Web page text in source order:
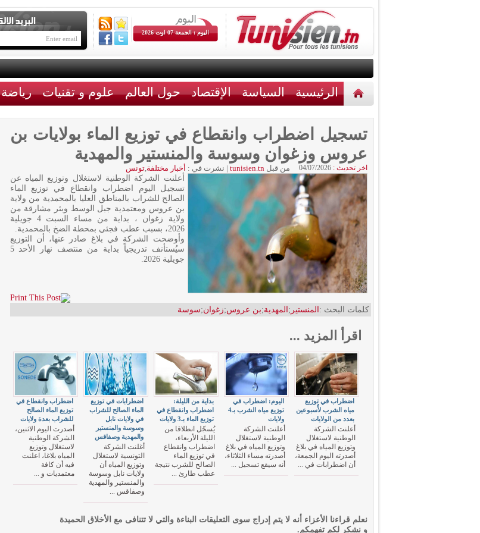
اليوم : الجمعة 07 اوت 2026
الرئيسية السياسة الإقتصاد حول العالم علوم و تقنيات رياضة
تسجيل اضطراب وانقطاع في توزيع الماء بولايات بن
عروس وزغوان وسوسة والمنستير والمهدية
اخر تحديث : 04/07/2026 من قبلtunisien.tn
| نشرت في : أخبار مختلفة,تونس
أعلنت الشركة الوطنية لاستغلال وتوزيع المياه عن
تسجيل اليوم اضطراب وانقطاع في توزيع الماء
الصالح للشراب بالمناطق العليا بالمحمدية من ولاية
بن عروس ومعتمدية جبل الوسط وبئر مشارقة من
ولاية زغوان ، بداية من مساء السبت 4 جويلية
2026، بسبب عطب فجئي بمحطة الضخ بالمحمدية.
وأوضحت الشركة في بلاغ صادر عنها، أن التوزيع
سيُستأنف تدريجياً بداية من منتصف نهار الأحد 5
جويلية 2026.
كلمات البحث : المنستير ; المهدية;بن عروس;زغوان;سوسة
اقرأ المزيد ...
اضطراب وانقطاع في
توزيع الماء الصالح
للشراب بعدة ولايات
أصدرت اليوم الاثنين،
الشركة الوطنية
لاستغلال وتوزيع
المياه بلاغا، اعلنت
فيه أن كافة
معتمديات و ...
اضطرابات في توزيع
الماء الصالح للشراب
في ولايات نابل
وسوسة والمنستير
والمهدية وصفاقس
أغلنت الشركة
التونسية لاستغلال
وتوزيع المياه أن
ولايات نابل وسوسة
والمنستير والمهدية
وصفاقس ...
بداية من الليلة:
اضطراب وانقطاع في
توزيع الماء بـ3 ولايات
يُسجّل انطلاقا من
الليلة الأربعاء،
اضطراب وانقطاع
في توزيع الماء
الصالح للشرب نتيجة
عطب طارئ ...
اليوم: اضطراب في
توزيع مياه الشرب بـ4
ولايات
أعلنت الشركة
الوطنية لاستغلال
وتوزيع المياه في بلاغ
أصدرته مساء الثلاثاء،
أنه سيقع تسجيل ...
اضطراب في توزيع
مياه الشرب لأُسبوعين
بعدد من الولايات
أعلنت الشركة
الوطنية لاستغلال
وتوزيع المياه في بلاغ
أصدرته اليوم الجمعة،
أن اضطرابات في ...
نعلم قراءنا الأعزاء أنه لا يتم إدراج سوى التعليقات البناءة والتي لا تتنافى مع الأخلاق الحميدة
و نشكر لكم تفهمكم.